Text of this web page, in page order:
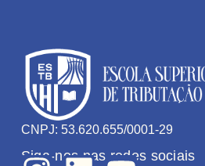
CNPJ: 53.620.655/0001-29
Siga-nos nas redes sociais